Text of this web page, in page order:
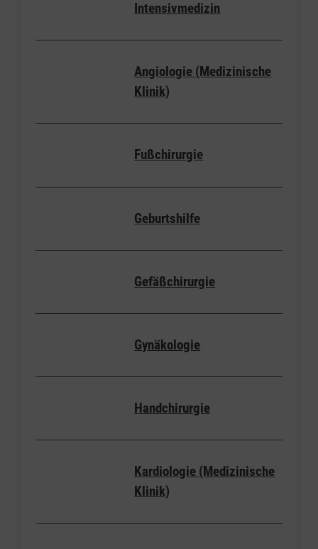
Intensivmedizin
Angiologie (Medizinische
Klinik)
Fußchirurgie
Geburtshilfe
Gefäßchirurgie
Gynäkologie
Handchirurgie
Kardiologie (Medizinische
Klinik)